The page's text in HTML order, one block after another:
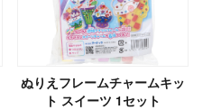
ぬりえフレームチャームキッ
ト スイーツ 1セット